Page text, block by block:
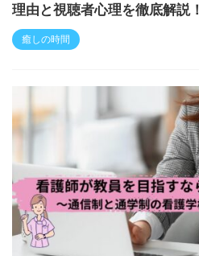
理由と視聴者心理を徹底解説！
癒しの時間